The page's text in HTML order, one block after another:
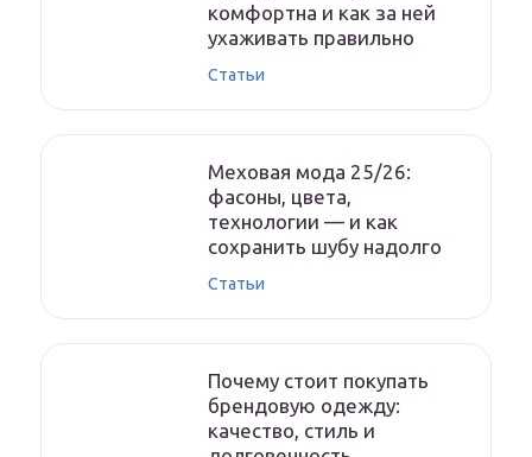
комфортна и как за ней
ухаживать правильно
Статьи
Меховая мода 25/26:
фасоны, цвета,
технологии — и как
сохранить шубу надолго
Статьи
Почему стоит покупать
брендовую одежду:
качество, стиль и